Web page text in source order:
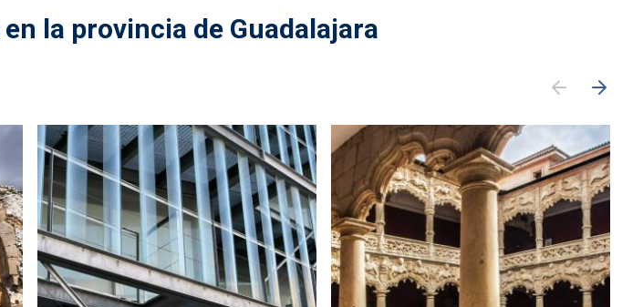
la provincia de Guadalajara